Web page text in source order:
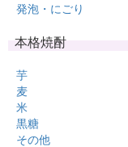
発泡・にごり
本格焼酎
芋
麦
米
黒糖
その他